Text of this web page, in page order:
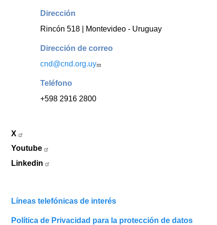
Dirección
Rincón 518 | Montevideo - Uruguay
Dirección de correo
cnd@cnd.org.uy
Teléfono
+598 2916 2800
X
Youtube
Linkedin
Líneas telefónicas de interés
Política de Privacidad para la protección de datos